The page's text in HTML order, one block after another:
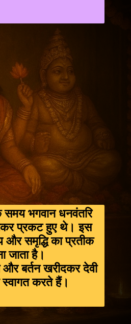
भगवान धनवंतरि
प्रकट हुए थे। इस
और समृद्धि का प्रतीक
जाता है।
और बर्तन खरीदकर देवी
स्वागत करते हैं।